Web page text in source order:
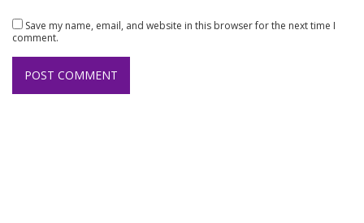
Save my name, email, and website in this browser for the next time I
comment.